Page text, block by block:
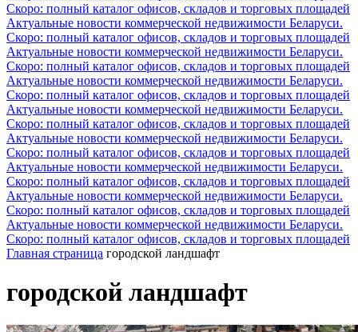
Скоро: полный каталог офисов, складов и торговых площадей
Актуальные новости коммерческой недвижимости Беларуси.
Скоро: полный каталог офисов, складов и торговых площадей
Актуальные новости коммерческой недвижимости Беларуси.
Скоро: полный каталог офисов, складов и торговых площадей
Актуальные новости коммерческой недвижимости Беларуси.
Скоро: полный каталог офисов, складов и торговых площадей
Актуальные новости коммерческой недвижимости Беларуси.
Скоро: полный каталог офисов, складов и торговых площадей
Актуальные новости коммерческой недвижимости Беларуси.
Скоро: полный каталог офисов, складов и торговых площадей
Актуальные новости коммерческой недвижимости Беларуси.
Скоро: полный каталог офисов, складов и торговых площадей
Актуальные новости коммерческой недвижимости Беларуси.
Скоро: полный каталог офисов, складов и торговых площадей
Актуальные новости коммерческой недвижимости Беларуси.
Скоро: полный каталог офисов, складов и торговых площадей
Главная страница городской ландшафт
городской ландшафт